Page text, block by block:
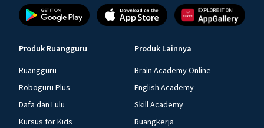
Produk Ruangguru
Ruangguru
Roboguru Plus
Dafa dan Lulu
Kursus for Kids
Produk Lainnya
Brain Academy Online
English Academy
Skill Academy
Ruangkerja